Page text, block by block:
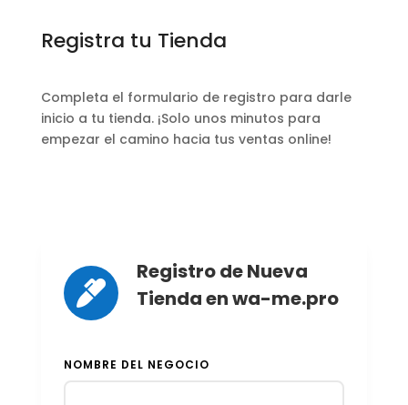
Registra tu Tienda
Completa el formulario de registro para darle
inicio a tu tienda. ¡Solo unos minutos para
empezar el camino hacia tus ventas online!

Registro de Nueva
Tienda en wa-me.pro
NOMBRE DEL NEGOCIO